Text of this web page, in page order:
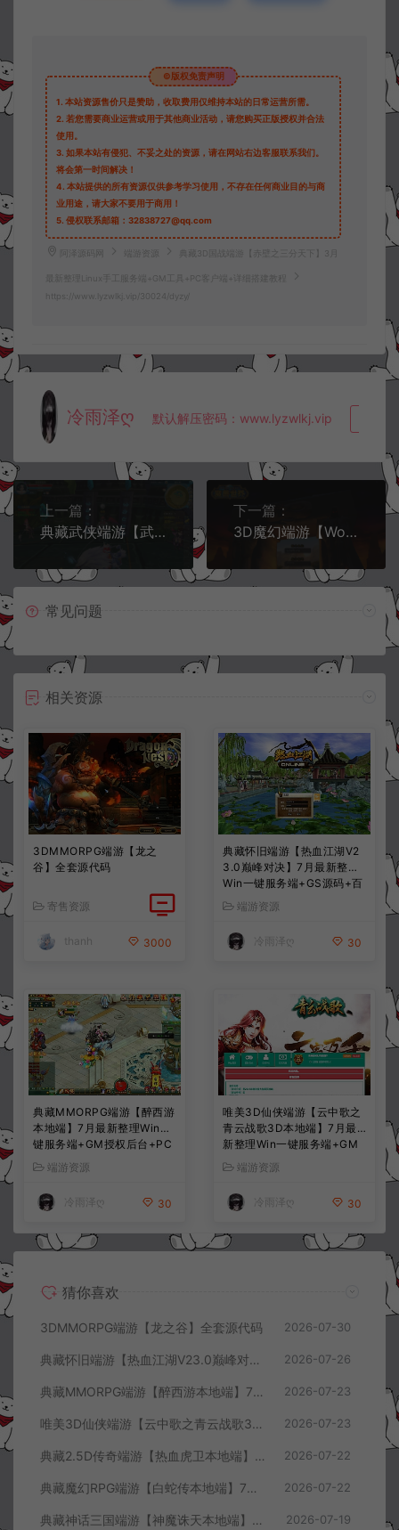
©版权免责声明
1. 本站资源售价只是赞助，收取费用仅维持本站的日常运营所需。
2. 若您需要商业运营或用于其他商业活动，请您购买正版授权并合法
使用。
3. 如果本站有侵犯、不妥之处的资源，请在网站右边客服联系我们。
将会第一时间解决！
4. 本站提供的所有资源仅供参考学习使用，不存在任何商业目的与商
业用途，请大家不要用于商用！
5. 侵权联系邮箱：32838727@qq.com
阿泽源码网 端游资源 典藏3D国战端游【赤壁之三分天下】3月
最新整理Linux手工服务端+GM工具+PC客户端+详细搭建教程
https://www.lyzwlkj.vip/30024/dyzy/
冷雨泽ღ 默认解压密码：www.lyzwlkj.vip
上一篇：
典藏武侠端游【武林外传之桃花缘588超变版】3月最新整理Linux手工服务端+GM工具+PC客户端+详细搭建教程
下一篇：
3D魔幻端游【Wow魔兽世界60级1.12怀旧版】3月最新整理Win一键服务端+GM指令+PC客户端+详细搭建教程
常见问题
相关资源
3DMMORPG端游【龙之
谷】全套源代码
寄售资源
thanh 3000
典藏怀旧端游【热血江湖V2
3.0巅峰对决】7月最新整理
Win一键服务端+GS源码+百
宝阁+在线GM工具+PC客户
端+详细搭建教程
端游资源
冷雨泽ღ 30
典藏MMORPG端游【醉西游
本地端】7月最新整理Win一
键服务端+GM授权后台+PC
客户端+详细搭建教程
端游资源
冷雨泽ღ 30
唯美3D仙侠端游【云中歌之
青云战歌3D本地端】7月最
新整理Win一键服务端+GM
工具+PC客户端+详细搭建教
端游资源
冷雨泽ღ 30
猜你喜欢
3DMMORPG端游【龙之谷】全套源代码 2026-07-30
典藏怀旧端游【热血江湖V23.0巅峰对决】7月最新整理Win一键服务端+GS源码+百宝阁+在线GM工具+PC客户端+详细搭建教程 2026-07-26
典藏MMORPG端游【醉西游本地端】7月最新整理Win一键服务端+GM授权后台+PC客户端+详细搭建教程 2026-07-23
唯美3D仙侠端游【云中歌之青云战歌3D本地端】7月最新整理Win一键服务端+GM工具+PC客户端+详细搭建教程 2026-07-23
典藏2.5D传奇端游【热血虎卫本地端】7月最新整理Win一键服务端+充值教程+PC客户端+详细搭建教程 2026-07-22
典藏魔幻RPG端游【白蛇传本地端】7月最新整理Win一键服务端+GM工具+PC客户端+详细搭建教程 2026-07-22
典藏神话三国端游【神魔诛天本地端】7月最新整理Win一键服务端+充值教程+PC客户端+详细搭建教程 2026-07-19